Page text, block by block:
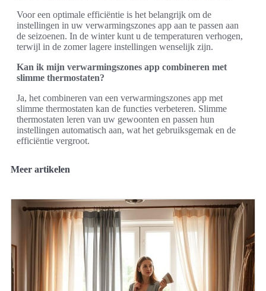
Voor een optimale efficiëntie is het belangrijk om de
instellingen in uw verwarmingszones app aan te passen aan
de seizoenen. In de winter kunt u de temperaturen verhogen,
terwijl in de zomer lagere instellingen wenselijk zijn.
Kan ik mijn verwarmingszones app combineren met
slimme thermostaten?
Ja, het combineren van een verwarmingszones app met
slimme thermostaten kan de functies verbeteren. Slimme
thermostaten leren van uw gewoonten en passen hun
instellingen automatisch aan, wat het gebruiksgemak en de
efficiëntie vergroot.
Meer artikelen